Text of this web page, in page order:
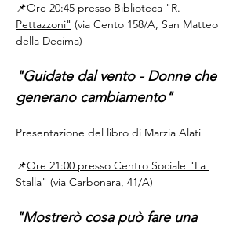
📌Ore 20:45 presso Biblioteca "R.
Pettazzoni" (via Cento 158/A, San Matteo
della Decima)
"Guidate dal vento - Donne che
generano cambiamento"
Presentazione del libro di Marzia Alati
📌Ore 21:00 presso Centro Sociale "La
Stalla" (via Carbonara, 41/A)
"Mostrerò cosa può fare una